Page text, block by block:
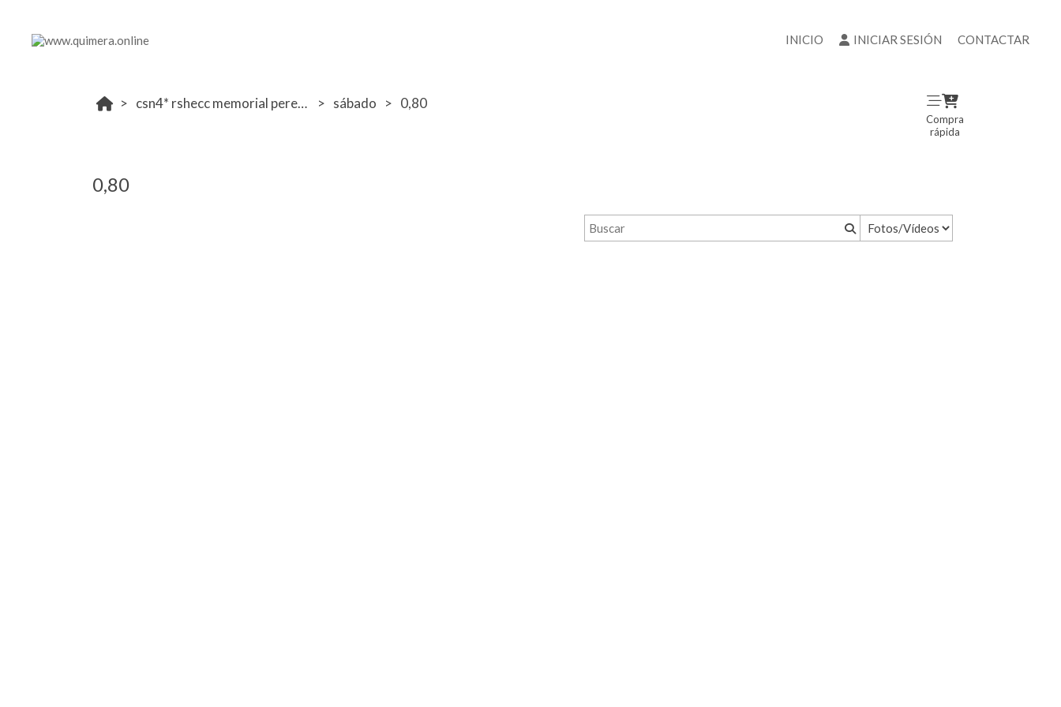
INICIO INICIAR SESIÓN CONTACTAR
csn4* rshecc memorial perez arroyo sábado 0,80
Compra
rápida
0,80